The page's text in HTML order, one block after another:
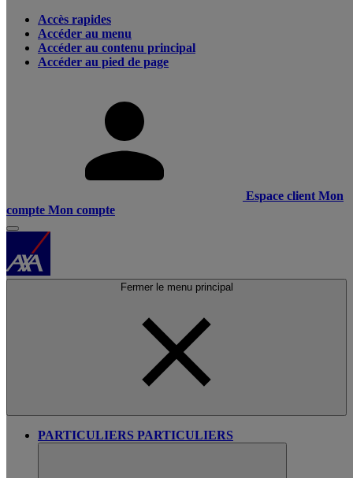
Accès rapides
Accéder au menu
Accéder au contenu principal
Accéder au pied de page
Espace client Mon
compte Mon compte
Fermer le menu principal
PARTICULIERS PARTICULIERS